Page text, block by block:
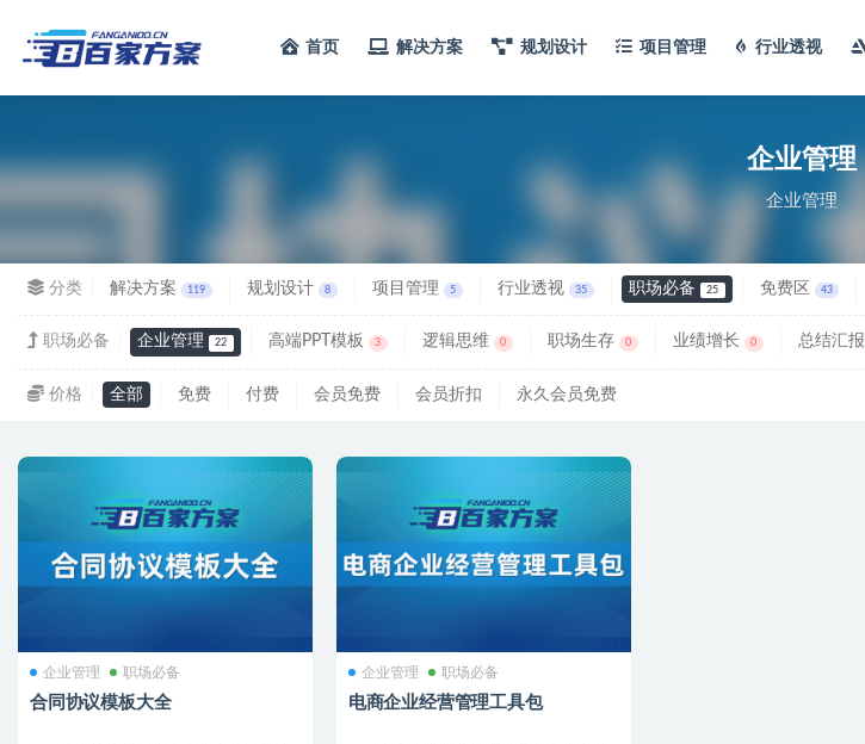
首页 解决方案 规划设计 项目管理 行业透视
企业管理
企业管理
分类 解决方案 119 规划设计 8 项目管理 5 行业透视 35 职场必备 25 免费区 43
职场必备 企业管理 22 高端PPT模板 3 逻辑思维 0 职场生存 0 业绩增长 0 总结汇报
价格 全部 免费 付费 会员免费 会员折扣 永久会员免费
企业管理 职场必备
合同协议模板大全
企业管理 职场必备
电商企业经营管理工具包